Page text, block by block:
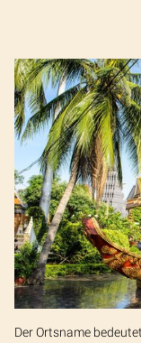
Der Ortsname